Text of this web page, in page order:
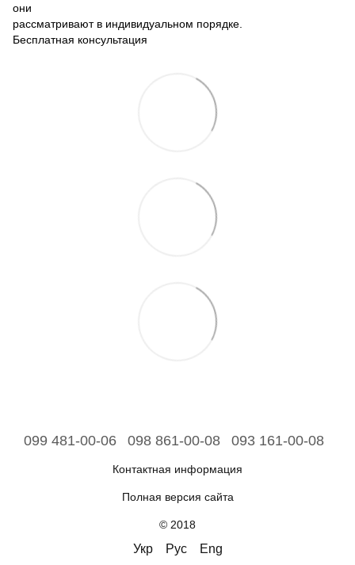
они
рассматривают в индивидуальном порядке.
Бесплатная консультация
099 481-00-06 098 861-00-08 093 161-00-08
Контактная информация
Полная версия сайта
© 2018
Укр Рус Eng